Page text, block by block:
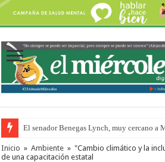
El senador Benegas Lynch, muy cercano a
Inicio » Ambiente » "Cambio climático y la
de una capacitación estatal